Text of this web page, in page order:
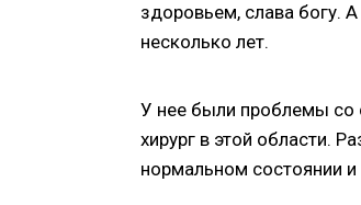
здоровьем, слава богу.
несколько лет.
У нее были проблемы со
хирург в этой области.
нормальном состоянии и